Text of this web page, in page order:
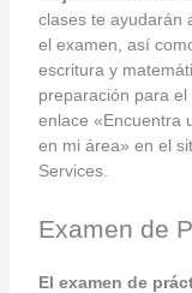
clases te ayudarán
el examen, así
escritura y
preparación para
enlace «Encuentra
en mi área» en el
Services.
Examen de
El examen de